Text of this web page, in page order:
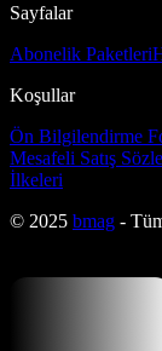
Sayfalar
Abonelik Paketleri
Koşullar
Ön Bilgilendirme
Mesafeli Satış
İlkeleri
© 2025 bmag -